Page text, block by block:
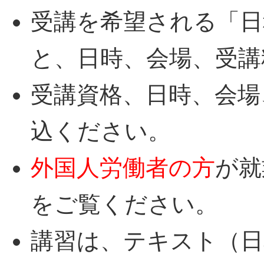
受講を希望される「
と、日時、会場、受
受講資格、日時、会
込ください。
外国人労働者の方が
をご覧ください。
講習は、テキスト（